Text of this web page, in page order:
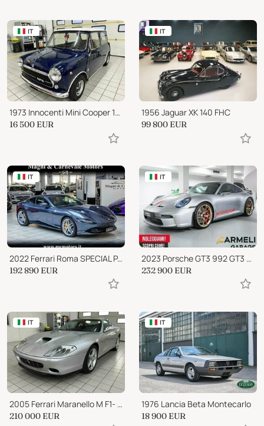
IT
1973 Innocenti Mini Cooper 1300 - Tipo B 39/6
16 500 EUR
IT
1956 Jaguar XK 140 FHC
99 800 EUR
IT
2022 Ferrari Roma SPECIAL PAINT|DISPLAY PASS|SCUDETTI|20"|FULL ELECT
192 890 EUR
IT
2023 Porsche GT3 992 GT3 TOURING
232 900 EUR
IT
2005 Ferrari Maranello M F1- IVA ESPOSTA
210 000 EUR
IT
1976 Lancia Beta Montecarlo
18 900 EUR